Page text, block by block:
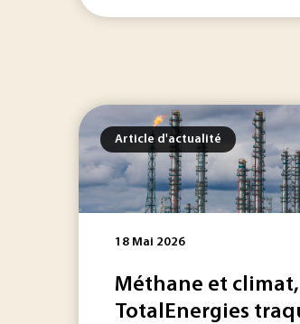
Article d'actualité
18 Mai 2026
Méthane et climat,
TotalEnergies